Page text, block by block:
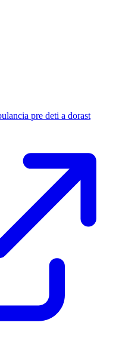
pre deti a dorast